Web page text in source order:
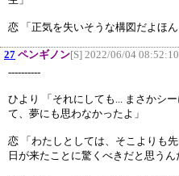
恋 「正気を失いそうな構図だよほん
27 ペンギノン[S] 2022/06/04 08:52:10
----------
ひより 「それにしても... まさかシ
て、夢にも思わなかったよ」
恋 「わたしとしては、そこよりも
日が来たことに驚くべきだと思うん